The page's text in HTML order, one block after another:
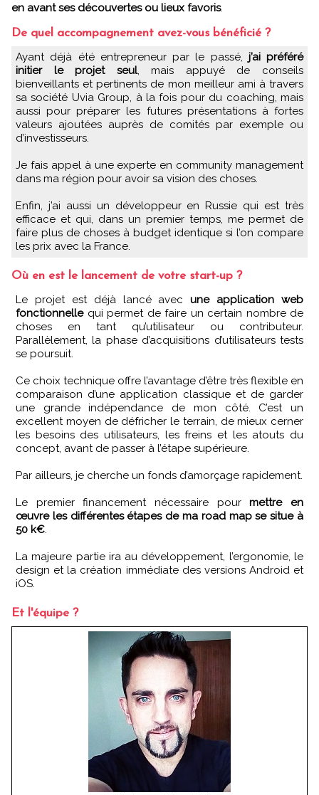
en avant ses découvertes ou lieux favoris.
De quel accompagnement avez-vous bénéficié ?
Ayant déjà été entrepreneur par le passé, j’ai préféré
initier le projet seul, mais appuyé de conseils
bienveillants et pertinents de mon meilleur ami à travers
sa société Uvia Group, à la fois pour du coaching, mais
aussi pour préparer les futures présentations à fortes
valeurs ajoutées auprès de comités par exemple ou
d’investisseurs.
Je fais appel à une experte en community management
dans ma région pour avoir sa vision des choses.
Enfin, j’ai aussi un développeur en Russie qui est très
efficace et qui, dans un premier temps, me permet de
faire plus de choses à budget identique si l’on compare
les prix avec la France.
Où en est le lancement de votre start-up ?
Le projet est déjà lancé avecune application web
fonctionnellequi permet de faire un certain nombre de
choses en tant qu’utilisateur ou contributeur.
Parallèlement, la phase d’acquisitions d’utilisateurs tests
se poursuit.
Ce choix technique offre l’avantage d’être très flexible en
comparaison d’une application classique et de garder
une grande indépendance de mon côté. C’est un
excellent moyen de défricher le terrain, de mieux cerner
les besoins des utilisateurs, les freins et les atouts du
concept, avant de passer à l’étape supérieure.
Par ailleurs, je cherche un fonds d’amorçage rapidement.
Le premier financement nécessaire pourmettre en
œuvre les différentes étapes de ma road map se situe à
50 k€.
La majeure partie ira au développement, l’ergonomie, le
design et la création immédiate des versions Android et
iOS.
Et l'équipe ?